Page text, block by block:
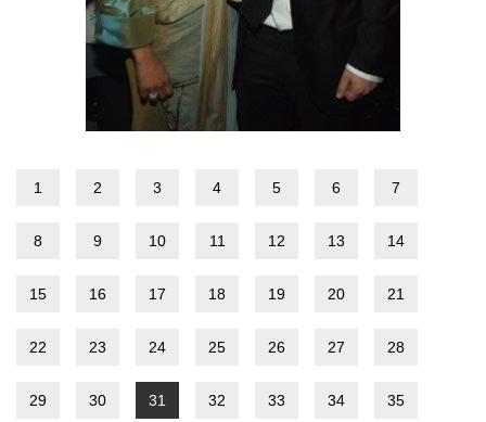
1 2 3 4 5 6 7
8 9 10 11 12 13 14
15 16 17 18 19 20 21
22 23 24 25 26 27 28
29 30 31 32 33 34 35